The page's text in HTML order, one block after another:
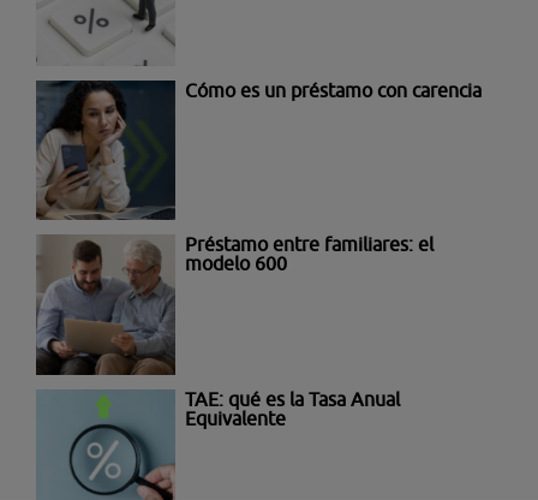
Cómo es un préstamo con carencia
Préstamo entre familiares: el
modelo 600
TAE: qué es la Tasa Anual
Equivalente